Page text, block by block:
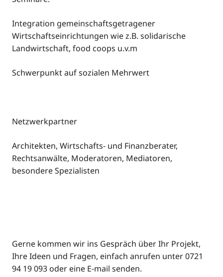
Integration gemeinschaftsgetragener
Wirtschaftseinrichtungen wie z.B. solidarische
Landwirtschaft, food coops u.v.m
Schwerpunkt auf sozialen Mehrwert
Netzwerkpartner
Architekten, Wirtschafts- und Finanzberater,
Rechtsanwälte, Moderatoren, Mediatoren,
besondere Spezialisten
Gerne kommen wir ins Gespräch über Ihr Projekt,
Ihre Ideen und Fragen, einfach anrufen unter 0721
94 19 093 oder eine E-mail senden.